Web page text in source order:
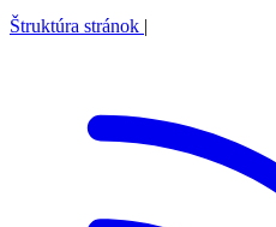
Štruktúra stránok |